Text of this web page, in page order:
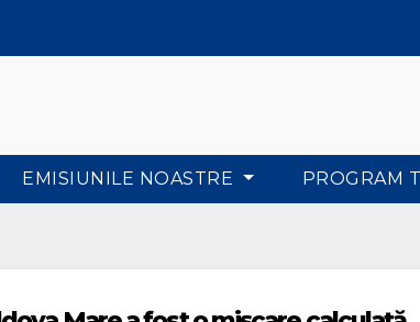
EMISIUNILE NOASTRE PROGRAM